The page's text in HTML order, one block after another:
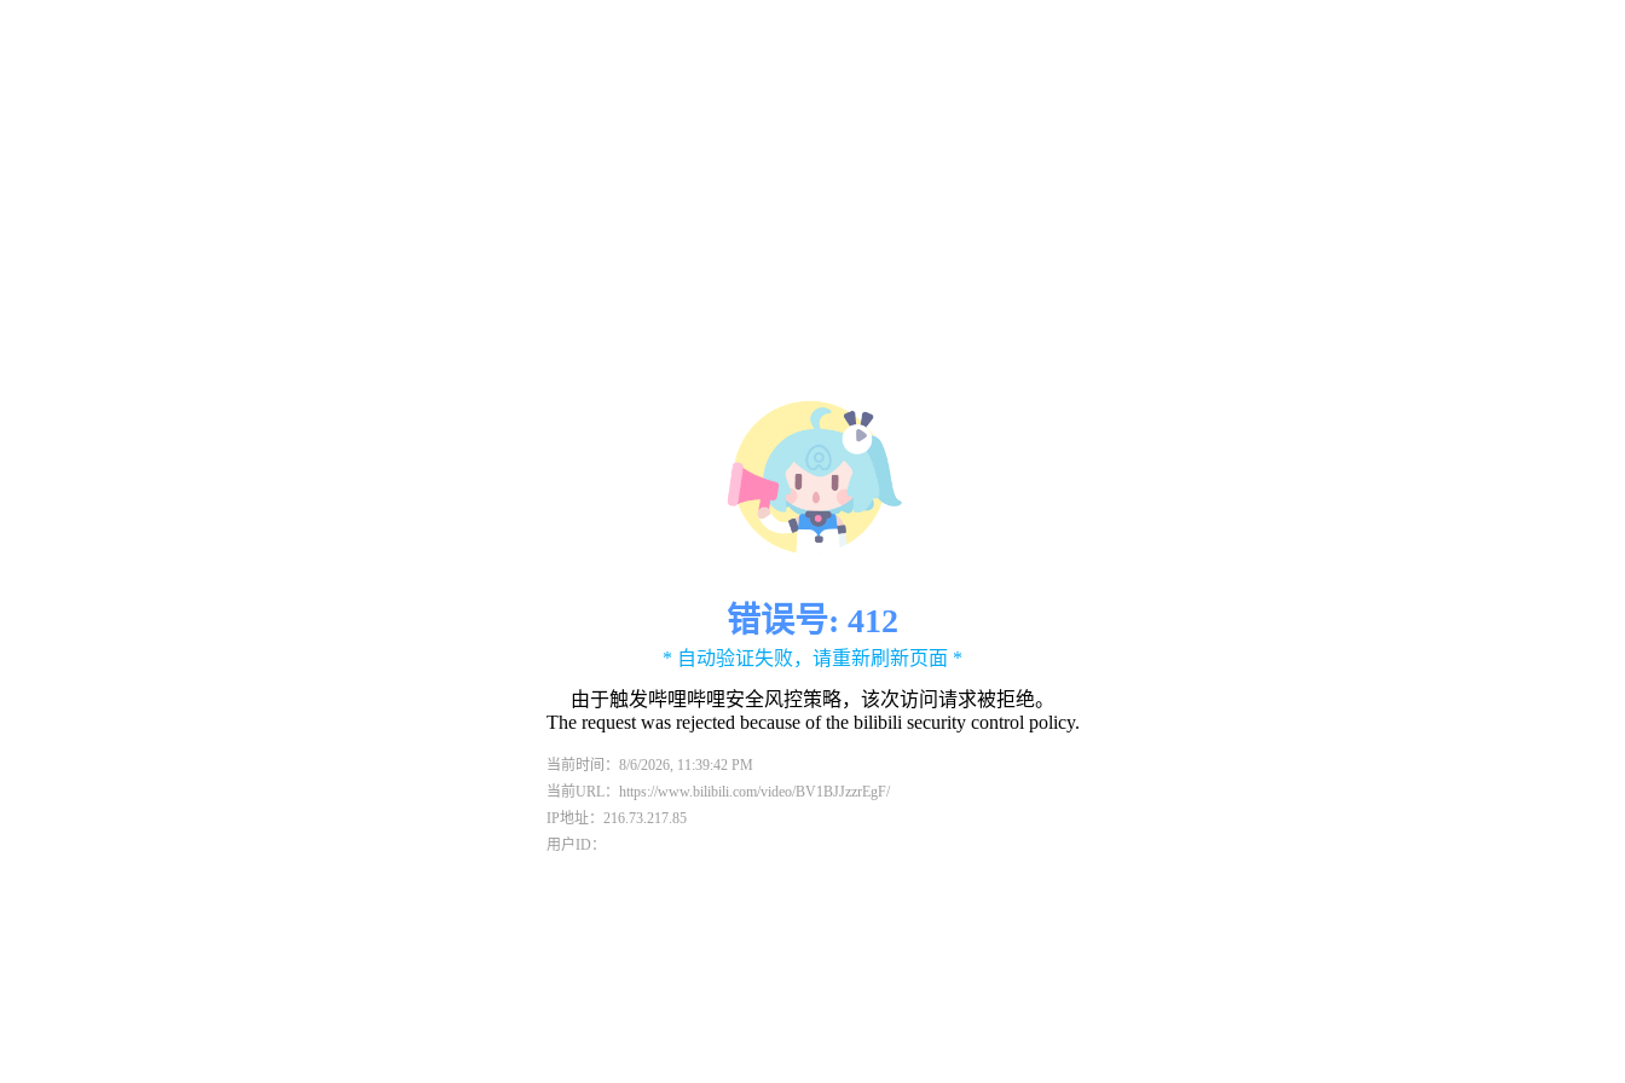
错误号: 412
* 自动验证失败，请重新刷新页面 *
由于触发哔哩哔哩安全风控策略，该次访问请求被拒绝。
The request was rejected because of the bilibili security control policy.
当前时间：8/6/2026, 11:39:42 PM
当前URL：https://www.bilibili.com/video/BV1BJJzzrEgF/
IP地址：216.73.217.85
用户ID：